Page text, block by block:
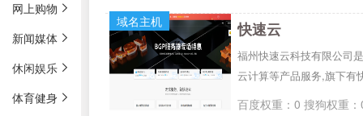
网上购物
新闻媒体
休闲娱乐
体育健身
域名主机
快速云
福州快速云科技有限公司
云计算等产品服务,旗下有
百度权重：0 搜狗权重